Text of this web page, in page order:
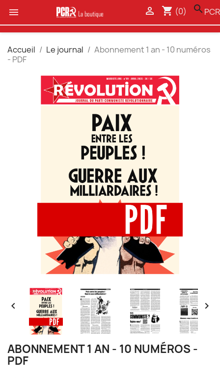
  shopping_cart (0) search PCR
Accueil Le journal
Abonnement 1 an - 10 numéros
- PDF
 
ABONNEMENT 1 AN - 10 NUMÉROS -
PDF